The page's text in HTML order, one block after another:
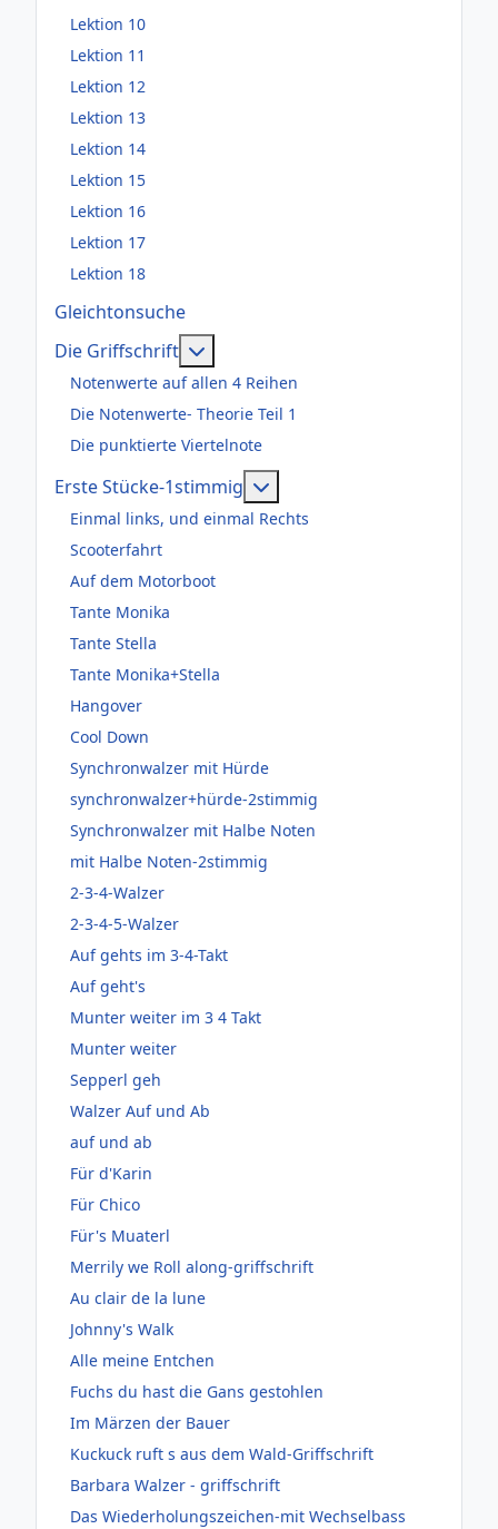
Lektion 10
Lektion 11
Lektion 12
Lektion 13
Lektion 14
Lektion 15
Lektion 16
Lektion 17
Lektion 18
Gleichtonsuche
Die Griffschrift
Notenwerte auf allen 4 Reihen
Die Notenwerte- Theorie Teil 1
Die punktierte Viertelnote
Erste Stücke-1stimmig
Einmal links, und einmal Rechts
Scooterfahrt
Auf dem Motorboot
Tante Monika
Tante Stella
Tante Monika+Stella
Hangover
Cool Down
Synchronwalzer mit Hürde
synchronwalzer+hürde-2stimmig
Synchronwalzer mit Halbe Noten
mit Halbe Noten-2stimmig
2-3-4-Walzer
2-3-4-5-Walzer
Auf gehts im 3-4-Takt
Auf geht's
Munter weiter im 3 4 Takt
Munter weiter
Sepperl geh
Walzer Auf und Ab
auf und ab
Für d'Karin
Für Chico
Für's Muaterl
Merrily we Roll along-griffschrift
Au clair de la lune
Johnny's Walk
Alle meine Entchen
Fuchs du hast die Gans gestohlen
Im Märzen der Bauer
Kuckuck ruft s aus dem Wald-Griffschrift
Barbara Walzer - griffschrift
Das Wiederholungszeichen-mit Wechselbass